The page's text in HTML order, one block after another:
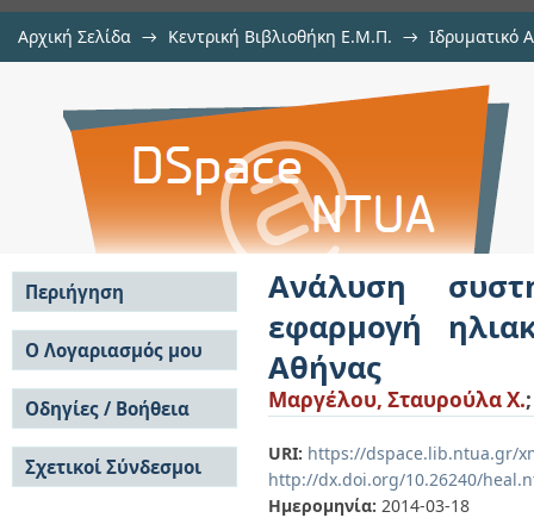
Αρχική Σελίδα → Κεντρική Βιβλιοθήκη Ε.Μ.Π. → Ιδρυματικό
Ανάλυση συστημάτων
αποστακτήρα στην περιοχή της
Ανάλυση
εφαρμογή
Αθήνας
Μαργέλου, Σταυρούλα Χ.
URI: https://dspace.lib.ntua.gr/
http://dx.doi.org/10.26240/
Ημερομηνία: 2014-03-18
Περιήγηση
Σε όλο το DSpace
Κοινότητες & Συλλογές
Ανά Ημερομηνία
Έκδοσης
Συγγραφείς
Τίτλοι
Θέματα
Ο Λογαριασμός μου
Σύνδεση
Εγγραφή
Οδηγίες / Βοήθεια
Οδηγίες Υποβολής
Οδηγίες Χρήσης ΙΑ
Συχνές Ερωτήσεις
Σχετικοί Σύνδεσμοι